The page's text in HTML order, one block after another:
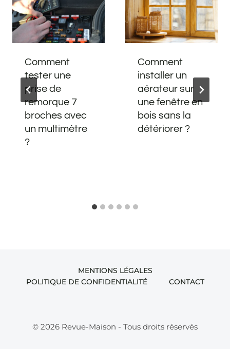
Comment
tester une
prise de
remorque 7
broches avec
un multimètre
?
Comment
installer un
aérateur sur
une fenêtre en
bois sans la
détériorer ?
MENTIONS LÉGALES
POLITIQUE DE CONFIDENTIALITÉ
CONTACT
© 2026 Revue-Maison - Tous droits réservés